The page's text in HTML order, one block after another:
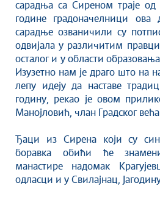
сарадња са Сиреном траје
године градоначелници ова
сарадње озваничили су
одвијала у различитим
осталог и у области
Изузетно нам је драго што на
лепу идеју да наставе
годину, рекао је овом
Манојловић, члан Градског
Ђаци из Сирена који су
боравка обићи ће
манастире надомак
одласци и у Свилајнац,